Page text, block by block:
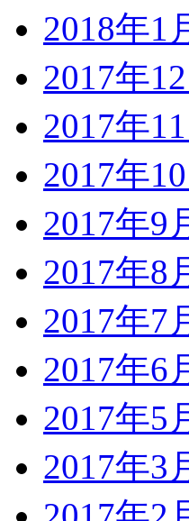
2018年1
2017年12
2017年11
2017年10
2017年9
2017年8
2017年7
2017年6
2017年5
2017年3